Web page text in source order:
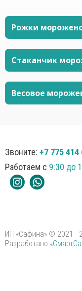
Рожки
Стаканчик
Весовое
Звоните: +7 775 414
Работаем с 9:30 до
ИП «Сафина» © 2021 -
Разработано «